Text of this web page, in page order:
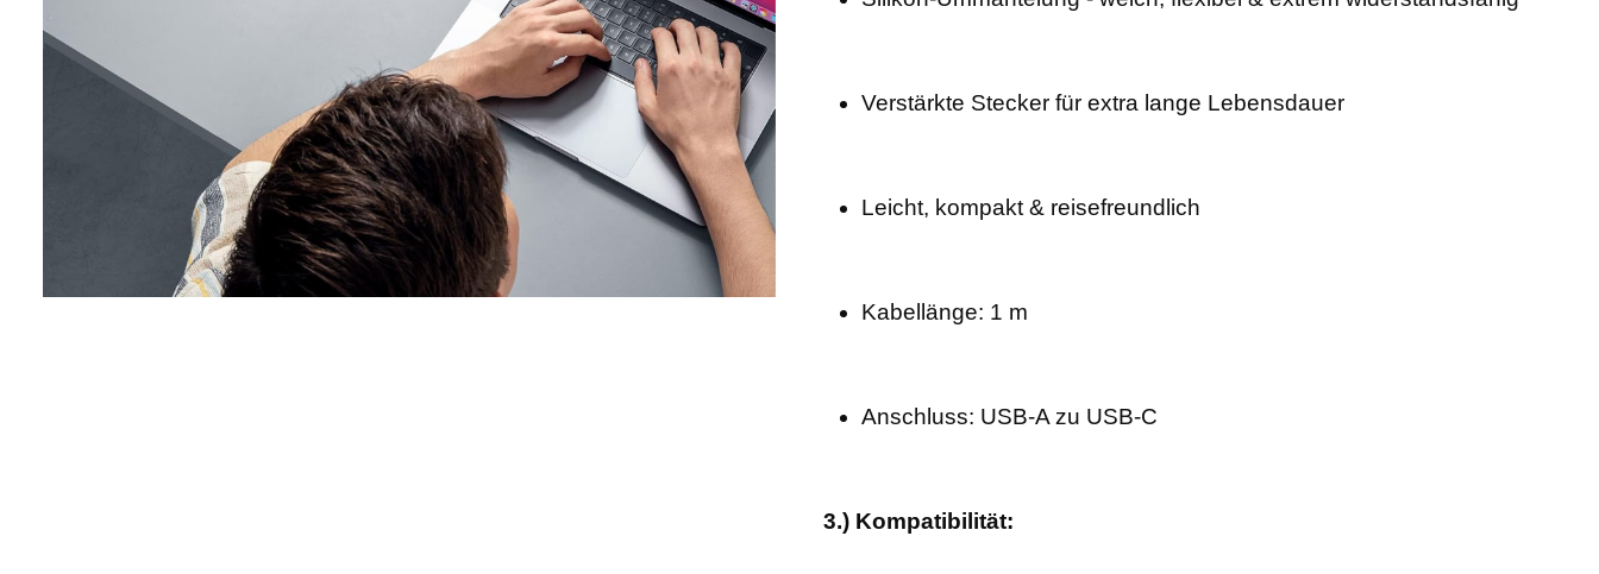
Verstärkte Stecker für extra lange Lebensdauer
Leicht, kompakt & reisefreundlich
Kabellänge: 1 m
Anschluss: USB-A zu USB-C
3.) Kompatibilität: